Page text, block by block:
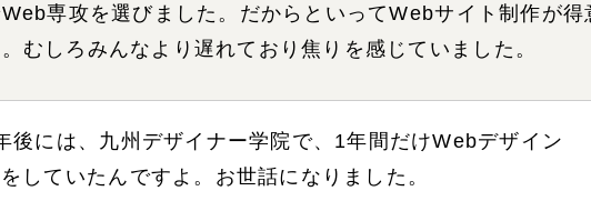
専攻を選びました。だからといってWebサイト制作が得
むしろみんなより遅れており焦りを感じていました。
後には、九州デザイナー学院で、1年間だけWebデザイン
していたんですよ。お世話になりました。